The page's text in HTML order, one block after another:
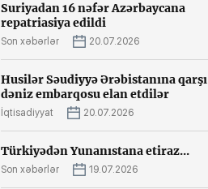
Suriyadan 16 nəfər Azərbaycana
repatriasiya edildi
Son xəbərlər 20.07.2026
Husilər Səudiyyə Ərəbistanına qarşı
dəniz embarqosu elan etdilər
İqtisadiyyat 20.07.2026
Türkiyədən Yunanıstana etiraz...
Son xəbərlər 19.07.2026